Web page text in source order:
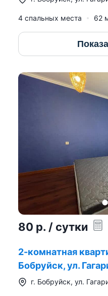
4 спальных места 62
80 р. / сутки
2-комнатная
Бобруйск, ул.
г. Бобруйск, ул.